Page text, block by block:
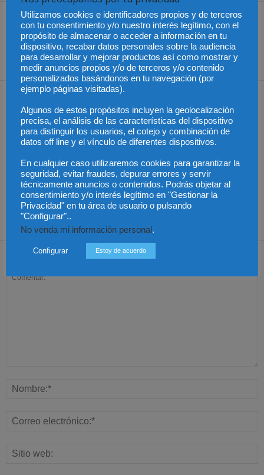
Artículo anterior
El examen de acceso a la
abogacía 2025 tendrá
lugar el 12 de junio
Artículo siguiente
Chile – Proyecto sobre
sustracción de artículos
agrícolas
México – Gobierno
solicita que bienes
decomisados a narcos
se entreguen a México
México – Asistencia a
víctimas extranjeras en
procesos penales
México – Sheinbaum
podría reunirse con la
primera ministra de
Japón
Dejar una respuesta
Utilizamos cookies e identificadores propios y de terceros
con tu consentimiento y/o nuestro interés legítimo, con el
propósito de almacenar o acceder a información en tu
dispositivo, recabar datos personales sobre la audiencia
para desarrollar y mejorar productos así como mostrar y
medir anuncios propios y/o de terceros y/o contenido
personalizados basándonos en tu navegación (por
ejemplo páginas visitadas).
Algunos de estos propósitos incluyen la geolocalización
precisa, el análisis de las características del dispositivo
para distinguir los usuarios, el cotejo y combinación de
datos off line y el vínculo de diferentes dispositivos.
En cualquier caso utilizaremos cookies para garantizar la
seguridad, evitar fraudes, depurar errores y servir
técnicamente anuncios o contenidos. Podrás objetar al
consentimiento y/o interés legítimo en "Gestionar la
Privacidad" en tu área de usuario o pulsando
"Configurar"..
No venda mi información personal .
Configurar Estoy de acuerdo